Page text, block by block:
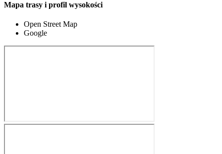
Mapa trasy i profil wysokości
Open Street Map
Google